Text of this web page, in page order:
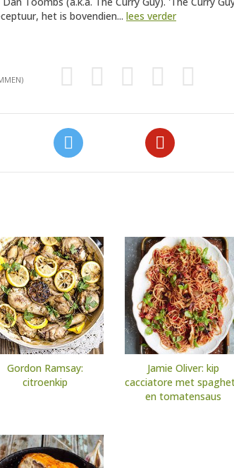
het is bovendien... lees verder
Gordon Ramsay:
citroenkip
Jamie Oliver: kip
cacciatore met
en tomatensaus